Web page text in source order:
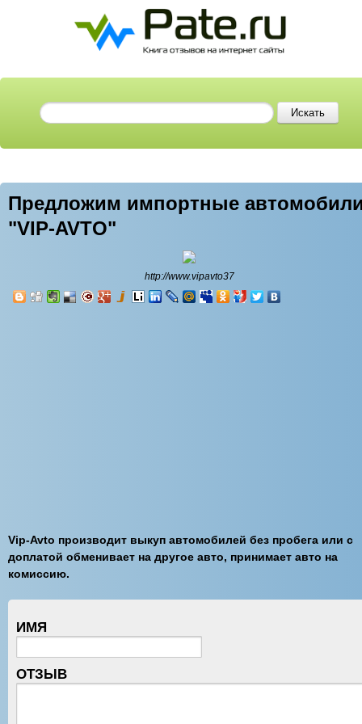
Предложим импортные
"VIP-AVTO"
http://www.vipavto37
Vip-Avto производит выкуп автомобилей без пробега или с
доплатой обменивает на другое авто, принимает авто на
комиссию.
ИМЯ
ОТЗЫВ